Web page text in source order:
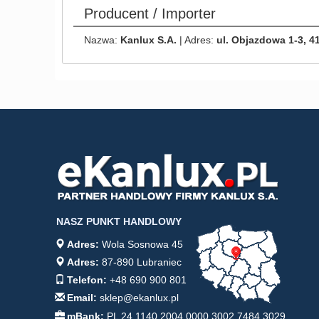
Producent / Importer
Nazwa: Kanlux S.A. | Adres: ul. Objazdowa 1-3,
NASZ PUNKT HANDLOWY
Adres: Wola Sosnowa 45
Adres: 87-890 Lubraniec
Telefon: +48 690 900 801
Email: sklep@ekanlux.pl
mBank: PL 24 1140 2004 0000 3002 7484 3029